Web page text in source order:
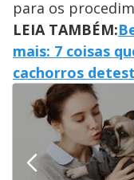
para os
LEIA TAMBÉM:
mais: 7 coisas
cachorros